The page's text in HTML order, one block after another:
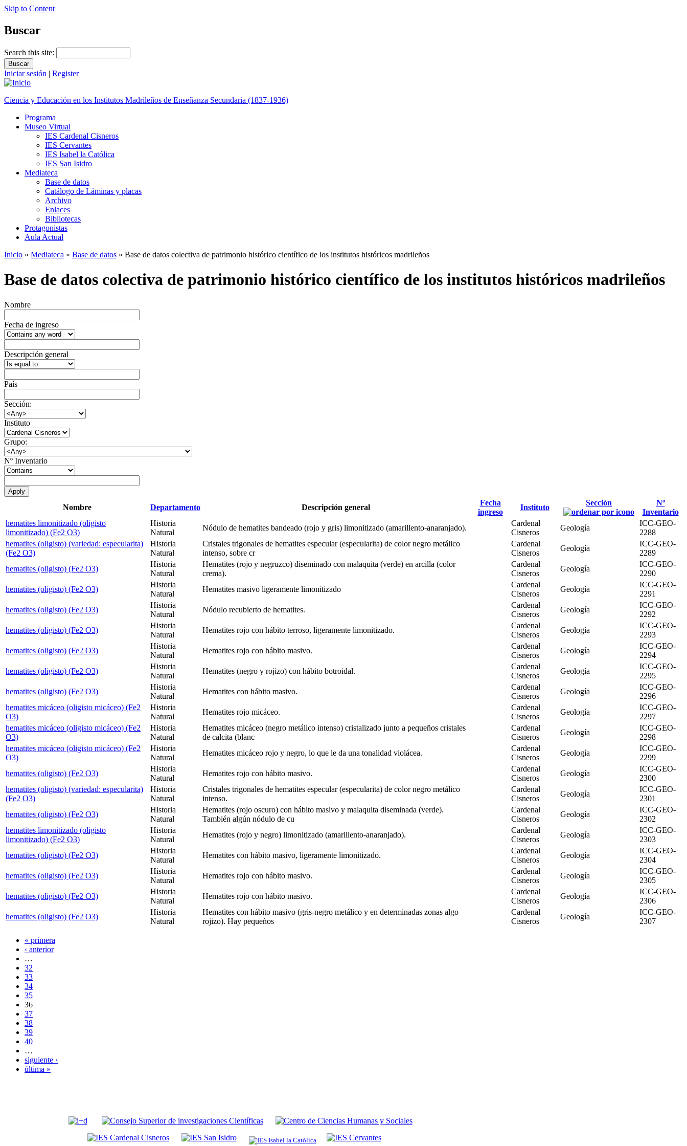
Skip to Content
Buscar
Search this site:
Iniciar sesión | Register
Ciencia y Educación en los Institutos Madrileños de Enseñanza Secundaria (1837-1936)
Programa
Museo Virtual
IES Cardenal Cisneros
IES Cervantes
IES Isabel la Católica
IES San Isidro
Mediateca
Base de datos
Catálogo de Láminas y placas
Archivo
Enlaces
Bibliotecas
Protagonistas
Aula Actual
Inicio » Mediateca » Base de datos » Base de datos colectiva de patrimonio histórico científico de los institutos históricos madrileños
Base de datos colectiva de patrimonio histórico científico de los institutos históricos madrileños
Nombre
Fecha de ingreso
Descripción general
País
Sección:
Instituto
Grupo:
Nº Inventario
Nombre Departamento Descripción general
Fecha
ingreso
Instituto
Sección
Nº
Inventario
hematites limonitizado (oligisto
limonitizado) (Fe2 O3)
Historia
Natural
Nódulo de hematites bandeado (rojo y gris) limonitizado (amarillento-anaranjado).
Cardenal
Cisneros
Geología
ICC-GEO-
2288
hematites (oligisto) (variedad: especularita)
(Fe2 O3)
Historia
Natural
Cristales trigonales de hematites especular (especularita) de color negro metálico
intenso, sobre cr
Cardenal
Cisneros
Geología
ICC-GEO-
2289
hematites (oligisto) (Fe2 O3)
Historia
Natural
Hematites (rojo y negruzco) diseminado con malaquita (verde) en arcilla (color
crema).
Cardenal
Cisneros
Geología
ICC-GEO-
2290
hematites (oligisto) (Fe2 O3)
Historia
Natural
Hematites masivo ligeramente limonitizado
Cardenal
Cisneros
Geología
ICC-GEO-
2291
hematites (oligisto) (Fe2 O3)
Historia
Natural
Nódulo recubierto de hematites.
Cardenal
Cisneros
Geología
ICC-GEO-
2292
hematites (oligisto) (Fe2 O3)
Historia
Natural
Hematites rojo con hábito terroso, ligeramente limonitizado.
Cardenal
Cisneros
Geología
ICC-GEO-
2293
hematites (oligisto) (Fe2 O3)
Historia
Natural
Hematites rojo con hábito masivo.
Cardenal
Cisneros
Geología
ICC-GEO-
2294
hematites (oligisto) (Fe2 O3)
Historia
Natural
Hematites (negro y rojizo) con hábito botroidal.
Cardenal
Cisneros
Geología
ICC-GEO-
2295
hematites (oligisto) (Fe2 O3)
Historia
Natural
Hematites con hábito masivo.
Cardenal
Cisneros
Geología
ICC-GEO-
2296
hematites micáceo (oligisto micáceo) (Fe2
O3)
Historia
Natural
Hematites rojo micáceo.
Cardenal
Cisneros
Geología
ICC-GEO-
2297
hematites micáceo (oligisto micáceo) (Fe2
O3)
Historia
Natural
Hematites micáceo (negro metálico intenso) cristalizado junto a pequeños cristales
de calcita (blanc
Cardenal
Cisneros
Geología
ICC-GEO-
2298
hematites micáceo (oligisto micáceo) (Fe2
O3)
Historia
Natural
Hematites micáceo rojo y negro, lo que le da una tonalidad violácea.
Cardenal
Cisneros
Geología
ICC-GEO-
2299
hematites (oligisto) (Fe2 O3)
Historia
Natural
Hematites rojo con hábito masivo.
Cardenal
Cisneros
Geología
ICC-GEO-
2300
hematites (oligisto) (variedad: especularita)
(Fe2 O3)
Historia
Natural
Cristales trigonales de hematites especular (especularita) de color negro metálico
intenso.
Cardenal
Cisneros
Geología
ICC-GEO-
2301
hematites (oligisto) (Fe2 O3)
Historia
Natural
Hematites (rojo oscuro) con hábito masivo y malaquita diseminada (verde).
También algún nódulo de cu
Cardenal
Cisneros
Geología
ICC-GEO-
2302
hematites limonitizado (oligisto
limonitizado) (Fe2 O3)
Historia
Natural
Hematites (rojo y negro) limonitizado (amarillento-anaranjado).
Cardenal
Cisneros
Geología
ICC-GEO-
2303
hematites (oligisto) (Fe2 O3)
Historia
Natural
Hematites con hábito masivo, ligeramente limonitizado.
Cardenal
Cisneros
Geología
ICC-GEO-
2304
hematites (oligisto) (Fe2 O3)
Historia
Natural
Hematites rojo con hábito masivo.
Cardenal
Cisneros
Geología
ICC-GEO-
2305
hematites (oligisto) (Fe2 O3)
Historia
Natural
Hematites rojo con hábito masivo.
Cardenal
Cisneros
Geología
ICC-GEO-
2306
hematites (oligisto) (Fe2 O3)
Historia
Natural
Hematites con hábito masivo (gris-negro metálico y en determinadas zonas algo
rojizo). Hay pequeños
Cardenal
Cisneros
Geología
ICC-GEO-
2307
« primera
‹ anterior
…
32
33
34
35
36
37
38
39
40
…
siguiente ›
última »